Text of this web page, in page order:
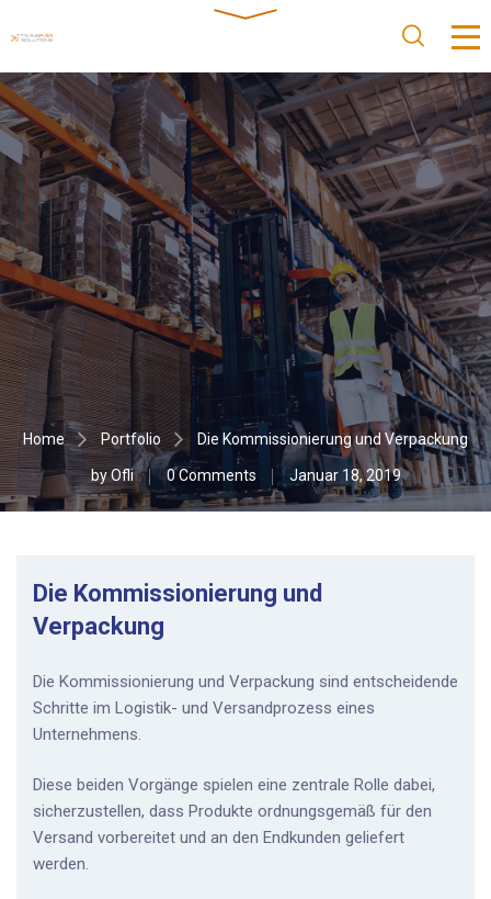
Home Portfolio Die Kommissionierung und Verpackung
byOfli 0 Comments Januar 18, 2019
Die Kommissionierung und
Verpackung
Die Kommissionierung und Verpackung sind entscheidende
Schritte im Logistik- und Versandprozess eines
Unternehmens.
Diese beiden Vorgänge spielen eine zentrale Rolle dabei,
sicherzustellen, dass Produkte ordnungsgemäß für den
Versand vorbereitet und an den Endkunden geliefert
werden.